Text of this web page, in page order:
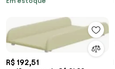
Castanho - Lumil
R$ 192,51